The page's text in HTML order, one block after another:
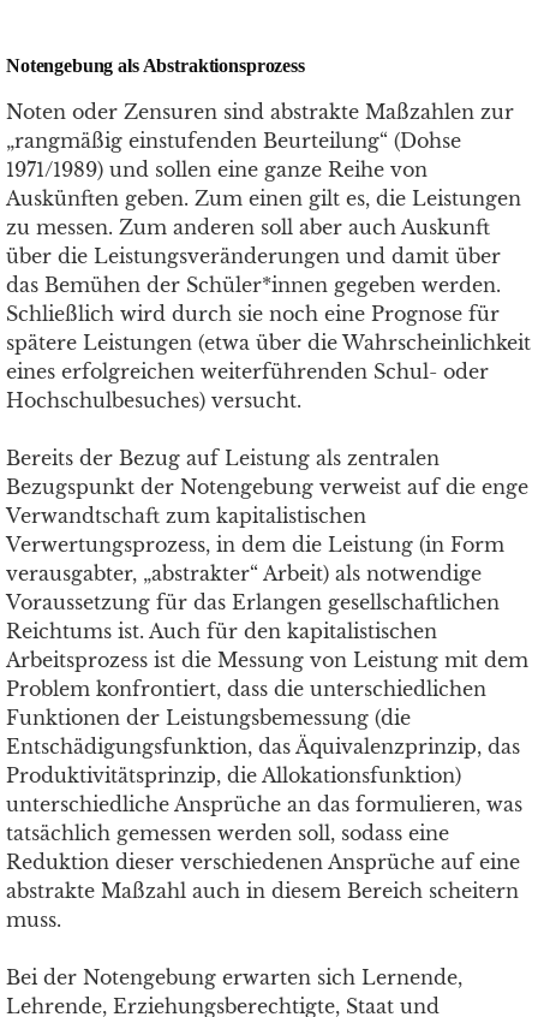
Notengebung als Abstraktionsprozess
Noten oder Zensuren sind abstrakte Maßzahlen zur
„rangmäßig einstufenden Beurteilung“ (Dohse
1971/1989) und sollen eine ganze Reihe von
Auskünften geben. Zum einen gilt es, die Leistungen
zu messen. Zum anderen soll aber auch Auskunft
über die Leistungsveränderungen und damit über
das Bemühen der Schüler*innen gegeben werden.
Schließlich wird durch sie noch eine Prognose für
spätere Leistungen (etwa über die Wahrscheinlichkeit
eines erfolgreichen weiterführenden Schul- oder
Hochschulbesuches) versucht.
Bereits der Bezug auf Leistung als zentralen
Bezugspunkt der Notengebung verweist auf die enge
Verwandtschaft zum kapitalistischen
Verwertungsprozess, in dem die Leistung (in Form
verausgabter, „abstrakter“ Arbeit) als notwendige
Voraussetzung für das Erlangen gesellschaftlichen
Reichtums ist. Auch für den kapitalistischen
Arbeitsprozess ist die Messung von Leistung mit dem
Problem konfrontiert, dass die unterschiedlichen
Funktionen der Leistungsbemessung (die
Entschädigungsfunktion, das Äquivalenzprinzip, das
Produktivitätsprinzip, die Allokationsfunktion)
unterschiedliche Ansprüche an das formulieren, was
tatsächlich gemessen werden soll, sodass eine
Reduktion dieser verschiedenen Ansprüche auf eine
abstrakte Maßzahl auch in diesem Bereich scheitern
muss.
Bei der Notengebung erwarten sich Lernende,
Lehrende, Erziehungsberechtigte, Staat und